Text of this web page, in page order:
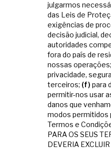
julgarmos
das Leis de
exigências de
decisão judicial,
autoridades
fora do país de
nossas operações;
privacidade,
terceiros; (f) para
permitir-nos usar
danos que
modos permitidos
Termos e
PARA OS SEUS
DEVERIA